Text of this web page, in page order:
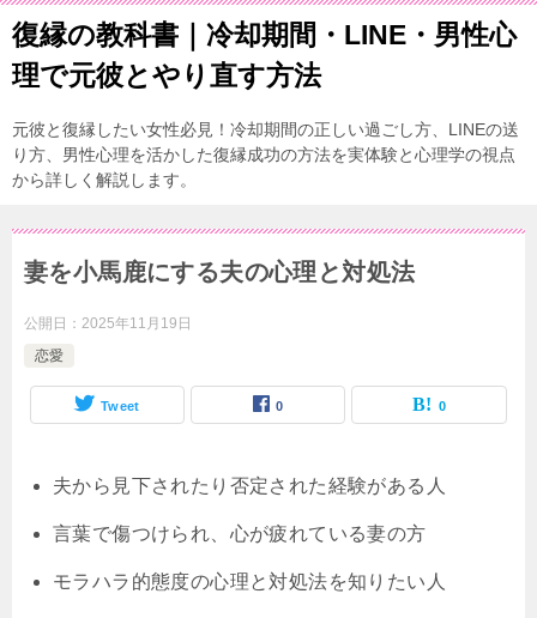
復縁の教科書｜冷却期間・LINE・男性心
理で元彼とやり直す方法
元彼と復縁したい女性必見！冷却期間の正しい過ごし方、LINEの送
り方、男性心理を活かした復縁成功の方法を実体験と心理学の視点
から詳しく解説します。
妻を小馬鹿にする夫の心理と対処法
公開日： 2025年11月19日
恋愛
Tweet 0 0
夫から見下されたり否定された経験がある人
言葉で傷つけられ、心が疲れている妻の方
モラハラ的態度の心理と対処法を知りたい人